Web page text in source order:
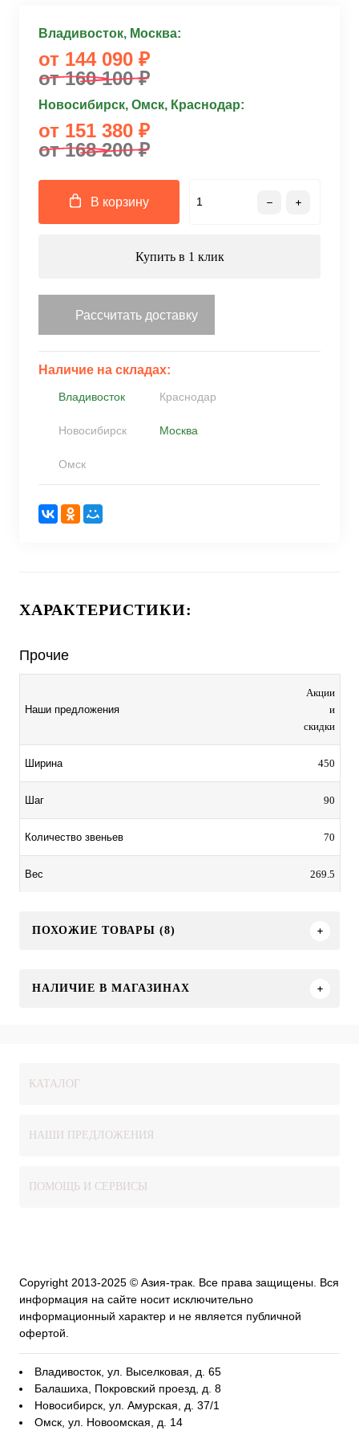
Владивосток, Москва:
от 144 090 ₽
от 160 100 ₽
Новосибирск, Омск, Краснодар:
от 151 380 ₽
от 168 200 ₽
В корзину
Купить в 1 клик
Рассчитать доставку
Наличие на складах:
Владивосток Краснодар
Новосибирск Москва
Омск
ХАРАКТЕРИСТИКИ:
Прочие
Наши предложения
Акции
и
скидки
Ширина 450
Шаг 90
Количество звеньев 70
Вес 269.5
ПОХОЖИЕ ТОВАРЫ (8)
НАЛИЧИЕ В МАГАЗИНАХ
КАТАЛОГ
НАШИ ПРЕДЛОЖЕНИЯ
ПОМОЩЬ И СЕРВИСЫ
Copyright 2013-2025 © Азия-трак. Все права защищены. Вся
информация на сайте носит исключительно
информационный характер и не является публичной
офертой.
Владивосток, ул. Выселковая, д. 65
Балашиха, Покровский проезд, д. 8
Новосибирск, ул. Амурская, д. 37/1
Омск, ул. Новоомская, д. 14